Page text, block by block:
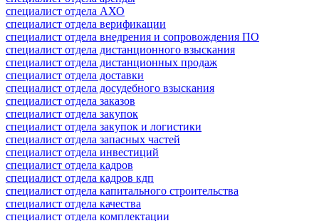
специалист отдела АХО
специалист отдела верификации
специалист отдела внедрения и сопровождения ПО
специалист отдела дистанционного взыскания
специалист отдела дистанционных продаж
специалист отдела доставки
специалист отдела досудебного взыскания
специалист отдела заказов
специалист отдела закупок
специалист отдела закупок и логистики
специалист отдела запасных частей
специалист отдела инвестиций
специалист отдела кадров
специалист отдела кадров кдп
специалист отдела капитального строительства
специалист отдела качества
специалист отдела комплектации